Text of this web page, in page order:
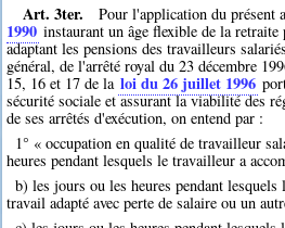
Art. 3ter. Pour l'application du présent
1990 instaurant un âge flexible de la
adaptant les pensions des travailleurs
général, de l'arrêté royal du 23 décembre
15, 16 et 17 de la loi du 26 juillet 1996
sécurité sociale et assurant la viabilité des
de ses arrêtés d'exécution, on entend par :
1° « occupation en qualité de travailleur
heures pendant lesquels le travailleur a
b) les jours ou les heures pendant
travail adapté avec perte de salaire ou un